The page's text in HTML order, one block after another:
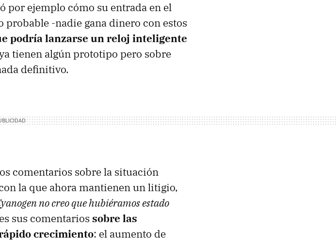
por ejemplo cómo su entrada en el
probable -nadie gana dinero con estos
podría lanzarse un reloj inteligente
tienen algún prototipo pero sobre
definitivo.
comentarios sobre la situación
la que ahora mantienen un litigio,
no creo que hubiéramos estado
sus comentarios sobre las
crecimiento: el aumento de